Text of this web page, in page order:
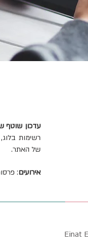
עדכון שוטף
רשימות
של האתר.
אירועים: